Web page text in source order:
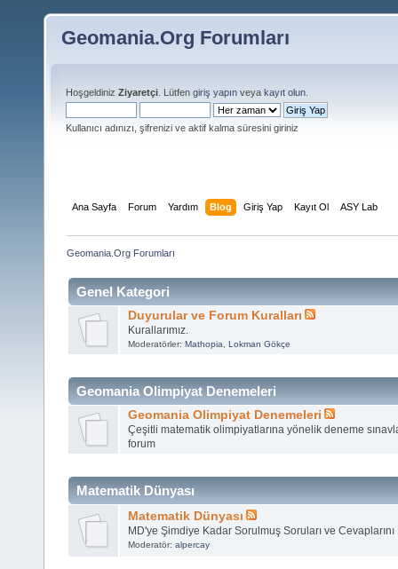
Geomania.Org Forumları
Hoşgeldiniz Ziyaretçi . Lütfen giriş yapın veya kayıt olun
Kullanıcı adınızı, şifrenizi ve aktif kalma süresini giriniz
Ana Sayfa Forum Yardım Blog Giriş Yap Kayıt Ol ASY Lab
Geomania.Org Forumları
Genel Kategori
Duyurular ve Forum Kuralları
Kurallarımız.
Moderatörler: Mathopia Lokman Gökçe
Geomania Olimpiyat Denemeleri
Geomania Olimpiyat Denemeleri
Çeşitli matematik olimpiyatlarına yönelik deneme
forum
Matematik Dünyası
Matematik Dünyası
MD'ye Şimdiye Kadar Sorulmuş Soruları ve
Moderatör: alpercay